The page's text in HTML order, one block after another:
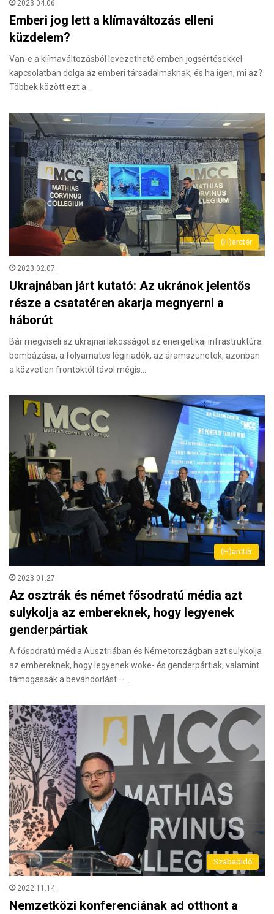
2023.04.06.
Emberi jog lett a klímaváltozás elleni
küzdelem?
Van-e a klímaváltozásból levezethető emberi jogsértésekkel
kapcsolatban dolga az emberi társadalmaknak, és ha igen, mi az?
Többek között ezt a…
(H)arctér
2023.02.07.
Ukrajnában járt kutató: Az ukránok jelentős
része a csatatéren akarja megnyerni a
háborút
Bár megviseli az ukrajnai lakosságot az energetikai infrastruktúra
bombázása, a folyamatos légiriadók, az áramszünetek, azonban
a közvetlen frontoktól távol mégis…
(H)arctér
2023.01.27.
Az osztrák és német fősodratú média azt
sulykolja az embereknek, hogy legyenek
genderpártiak
A fősodratú média Ausztriában és Németországban azt sulykolja
az embereknek, hogy legyenek woke- és genderpártiak, valamint
támogassák a bevándorlást –…
Szabadidő
2022.11.14.
Nemzetközi konferenciának ad otthont a